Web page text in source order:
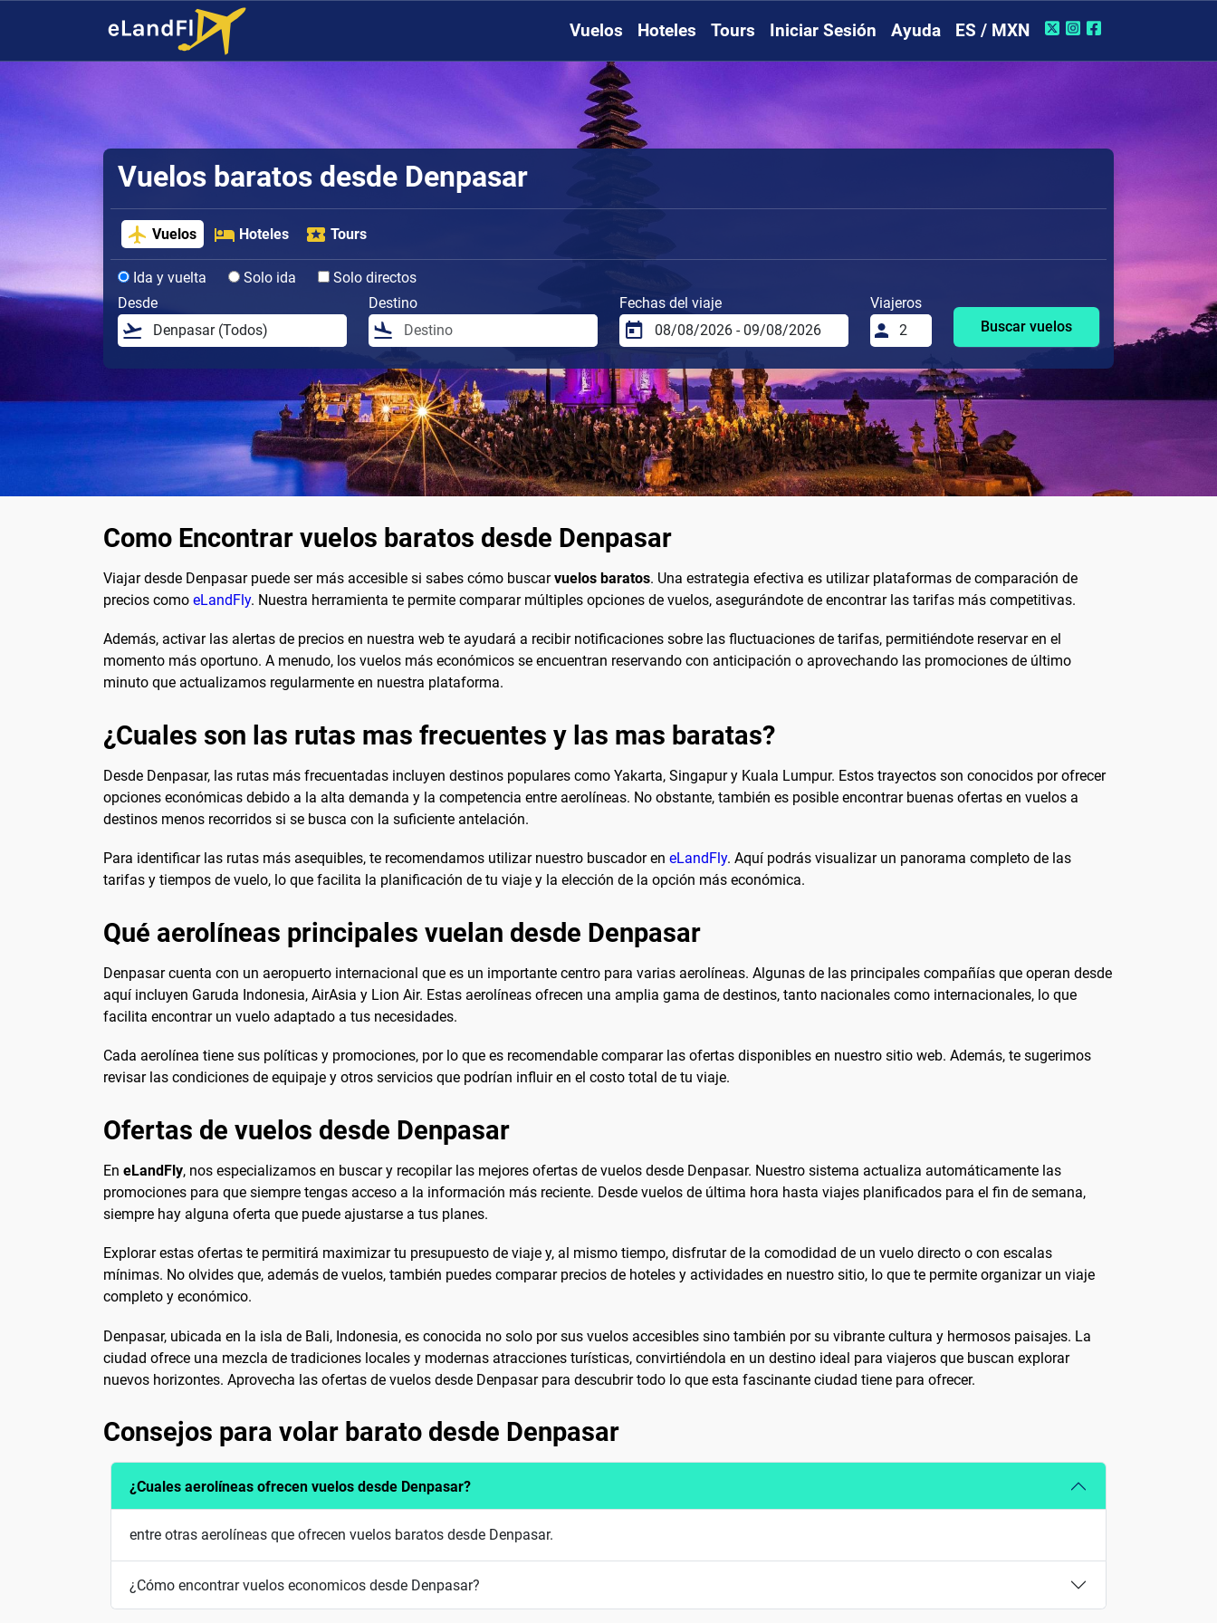
Vuelos Hoteles Tours Iniciar Sesión Ayuda ES / MXN
Vuelos baratos desde Denpasar
Vuelos Hoteles Tours
Ida y vuelta Solo ida
Solo directos
Desde
Destino Fechas del viaje
Viajeros
Buscar vuelos
Como Encontrar vuelos baratos desde Denpasar
Viajar desde Denpasar puede ser más accesible si sabes cómo buscarvuelos baratos. Una estrategia efectiva es utilizar plataformas de comparación de
precios como eLandFly. Nuestra herramienta te permite comparar múltiples opciones de vuelos, asegurándote de encontrar las tarifas más competitivas.
Además, activar las alertas de precios en nuestra web te ayudará a recibir notificaciones sobre las fluctuaciones de tarifas, permitiéndote reservar en el
momento más oportuno. A menudo, los vuelos más económicos se encuentran reservando con anticipación o aprovechando las promociones de último
minuto que actualizamos regularmente en nuestra plataforma.
¿Cuales son las rutas mas frecuentes y las mas baratas?
Desde Denpasar, las rutas más frecuentadas incluyen destinos populares como Yakarta, Singapur y Kuala Lumpur. Estos trayectos son conocidos por ofrecer
opciones económicas debido a la alta demanda y la competencia entre aerolíneas. No obstante, también es posible encontrar buenas ofertas en vuelos a
destinos menos recorridos si se busca con la suficiente antelación.
Para identificar las rutas más asequibles, te recomendamos utilizar nuestro buscador en eLandFly. Aquí podrás visualizar un panorama completo de las
tarifas y tiempos de vuelo, lo que facilita la planificación de tu viaje y la elección de la opción más económica.
Qué aerolíneas principales vuelan desde Denpasar
Denpasar cuenta con un aeropuerto internacional que es un importante centro para varias aerolíneas. Algunas de las principales compañías que operan desde
aquí incluyen Garuda Indonesia, AirAsia y Lion Air. Estas aerolíneas ofrecen una amplia gama de destinos, tanto nacionales como internacionales, lo que
facilita encontrar un vuelo adaptado a tus necesidades.
Cada aerolínea tiene sus políticas y promociones, por lo que es recomendable comparar las ofertas disponibles en nuestro sitio web. Además, te sugerimos
revisar las condiciones de equipaje y otros servicios que podrían influir en el costo total de tu viaje.
Ofertas de vuelos desde Denpasar
En eLandFly, nos especializamos en buscar y recopilar las mejores ofertas de vuelos desde Denpasar. Nuestro sistema actualiza automáticamente las
promociones para que siempre tengas acceso a la información más reciente. Desde vuelos de última hora hasta viajes planificados para el fin de semana,
siempre hay alguna oferta que puede ajustarse a tus planes.
Explorar estas ofertas te permitirá maximizar tu presupuesto de viaje y, al mismo tiempo, disfrutar de la comodidad de un vuelo directo o con escalas
mínimas. No olvides que, además de vuelos, también puedes comparar precios de hoteles y actividades en nuestro sitio, lo que te permite organizar un viaje
completo y económico.
Denpasar, ubicada en la isla de Bali, Indonesia, es conocida no solo por sus vuelos accesibles sino también por su vibrante cultura y hermosos paisajes. La
ciudad ofrece una mezcla de tradiciones locales y modernas atracciones turísticas, convirtiéndola en un destino ideal para viajeros que buscan explorar
nuevos horizontes. Aprovecha las ofertas de vuelos desde Denpasar para descubrir todo lo que esta fascinante ciudad tiene para ofrecer.
Consejos para volar barato desde Denpasar
¿Cuales aerolíneas ofrecen vuelos desde Denpasar?
entre otras aerolíneas que ofrecen vuelos baratos desde Denpasar.
¿Cómo encontrar vuelos economicos desde Denpasar?